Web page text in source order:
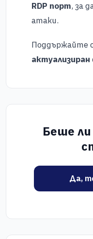
RDP порт, за
атаки.
Поддържайте
актуализиран
Беше ли
Да,